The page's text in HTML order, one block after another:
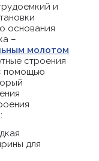
и
основания
–
молотом
строения
помощью
для